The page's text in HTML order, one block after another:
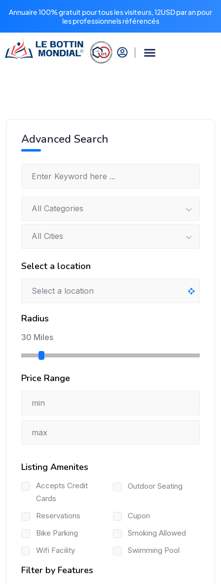
Annuaire 100% gratuit pour tous les visiteurs, 12USD par an pour
les professionnels référencés
Advanced Search
All Categories
All Cities
Select a location
Radius
30 Miles
Price Range
Listing Amenites
Accepts Credit
Cards
Outdoor Seating
Reservations
Cupon
Bike Parking
Smoking Allowed
Wifi Facility
Swimming Pool
Filter by Features